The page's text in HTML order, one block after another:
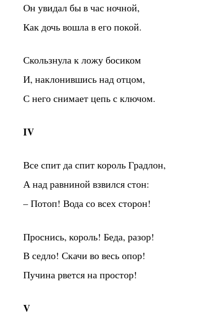
Он увидал бы в час ночной,
Как дочь вошла в его покой.
Скользнула к ложу босиком
И, наклонившись над отцом,
С него снимает цепь с ключом.
IV
Все спит да спит король Градлон,
А над равниной взвился стон:
– Потоп! Вода со всех сторон!
Проснись, король! Беда, разор!
В седло! Скачи во весь опор!
Пучина рвется на простор!
V